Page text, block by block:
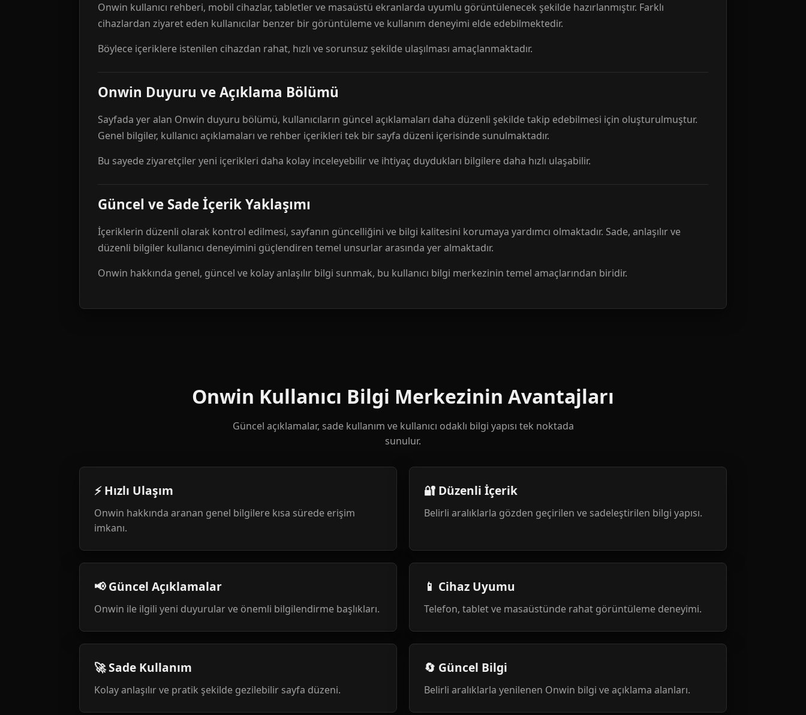
Onwin kullanıcı rehberi, mobil cihazlar, tabletler ve masaüstü ekranlarda uyumlu görüntülenecek şekilde hazırlanmıştır. Farklı
cihazlardan ziyaret eden kullanıcılar benzer bir görüntüleme ve kullanım deneyimi elde edebilmektedir.
Böylece içeriklere istenilen cihazdan rahat, hızlı ve sorunsuz şekilde ulaşılması amaçlanmaktadır.
Onwin Duyuru ve Açıklama Bölümü
Sayfada yer alan Onwin duyuru bölümü, kullanıcıların güncel açıklamaları daha düzenli şekilde takip edebilmesi için oluşturulmuştur.
Genel bilgiler, kullanıcı açıklamaları ve rehber içerikleri tek bir sayfa düzeni içerisinde sunulmaktadır.
Bu sayede ziyaretçiler yeni içerikleri daha kolay inceleyebilir ve ihtiyaç duydukları bilgilere daha hızlı ulaşabilir.
Güncel ve Sade İçerik Yaklaşımı
İçeriklerin düzenli olarak kontrol edilmesi, sayfanın güncelliğini ve bilgi kalitesini korumaya yardımcı olmaktadır. Sade, anlaşılır ve
düzenli bilgiler kullanıcı deneyimini güçlendiren temel unsurlar arasında yer almaktadır.
Onwin hakkında genel, güncel ve kolay anlaşılır bilgi sunmak, bu kullanıcı bilgi merkezinin temel amaçlarından biridir.
Onwin Kullanıcı Bilgi Merkezinin Avantajları
Güncel açıklamalar, sade kullanım ve kullanıcı odaklı bilgi yapısı tek noktada
sunulur.
⚡ Hızlı Ulaşım
Onwin hakkında aranan genel bilgilere kısa sürede erişim
imkanı.
🔐 Düzenli İçerik
Belirli aralıklarla gözden geçirilen ve sadeleştirilen bilgi yapısı.
📢 Güncel Açıklamalar
Onwin ile ilgili yeni duyurular ve önemli bilgilendirme başlıkları.
📱 Cihaz Uyumu
Telefon, tablet ve masaüstünde rahat görüntüleme deneyimi.
🚀 Sade Kullanım
Kolay anlaşılır ve pratik şekilde gezilebilir sayfa düzeni.
🔄 Güncel Bilgi
Belirli aralıklarla yenilenen Onwin bilgi ve açıklama alanları.